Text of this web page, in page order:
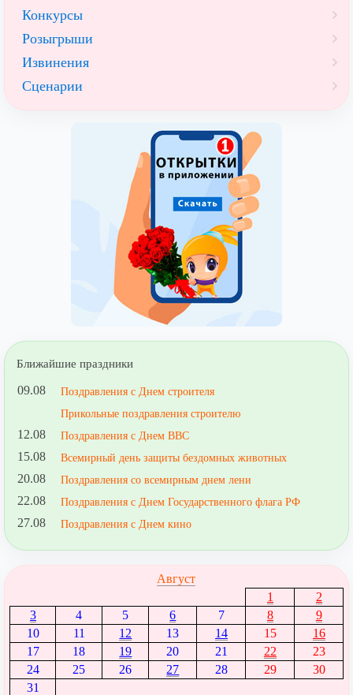
Конкурсы
Розыгрыши
Извинения
Сценарии
Ближайшие праздники
09.08
Поздравления с Днем строителя
Прикольные поздравления строителю
12.08 Поздравления с Днем ВВС
15.08 Всемирный день защиты бездомных животных
20.08 Поздравления со всемирным днем лени
22.08 Поздравления с Днем Государственного флага РФ
27.08 Поздравления с Днем кино
Август
1
2
3
4 5 6 7 8
9
10
11 12 13 14 15
16
17
18 19 20 21 22
23
24
25 26 27 28 29
30
31